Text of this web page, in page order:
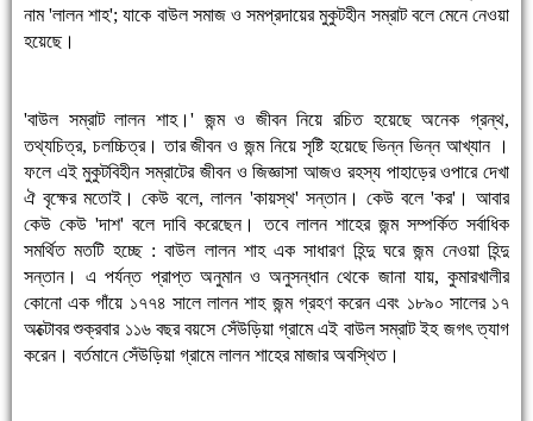
নাম 'লালন শাহ'; যাকে বাউল সমাজ ও সমপ্রদায়ের মুকুটহীন সম্রাট বলে মেনে নেওয়া
হয়েছে।
'বাউল সম্রাট লালন শাহ।' জন্ম ও জীবন নিয়ে রচিত হয়েছে অনেক গ্রন্থ,
তথ্যচিত্র, চলচ্চিত্র। তার জীবন ও জন্ম নিয়ে সৃষ্টি হয়েছে ভিন্ন ভিন্ন আখ্যান ।
ফলে এই মুকুটবিহীন সম্রাটের জীবন ও জিজ্ঞাসা আজও রহস্য পাহাড়ের ওপারে দেখা
ঐ বৃক্ষের মতোই। কেউ বলে, লালন 'কায়স্থ' সন্তান। কেউ বলে 'কর'। আবার
কেউ কেউ 'দাশ' বলে দাবি করেছেন। তবে লালন শাহের জন্ম সম্পর্কিত সর্বাধিক
সমর্থিত মতটি হচ্ছে : বাউল লালন শাহ এক সাধারণ হিন্দু ঘরে জন্ম নেওয়া হিন্দু
সন্তান। এ পর্যন্ত প্রাপ্ত অনুমান ও অনুসন্ধান থেকে জানা যায়, কুমারখালীর
কোনো এক গাঁয়ে ১৭৭৪ সালে লালন শাহ জন্ম গ্রহণ করেন এবং ১৮৯০ সালের ১৭
অক্টোবর শুক্রবার ১১৬ বছর বয়সে সেঁউড়িয়া গ্রামে এই বাউল সম্রাট ইহ জগৎ ত্যাগ
করেন। বর্তমানে সেঁউড়িয়া গ্রামে লালন শাহের মাজার অবস্থিত।